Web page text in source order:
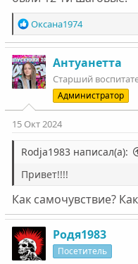
Р
е
а
к
ц
и
Оксана1974
Антуанетта
Старший
Администратор
15 Окт 2024
Rodja1983 написал(а):
Привет!!!!
Как самочувствие?
Родя1983
Посетитель